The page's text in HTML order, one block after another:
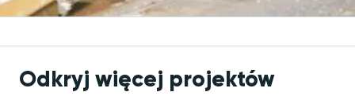
Odkryj więcej projektów